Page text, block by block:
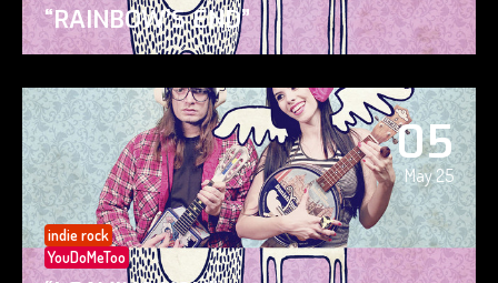
“RAINBOW’S END”
05
May 25
indie rock
YouDoMeToo